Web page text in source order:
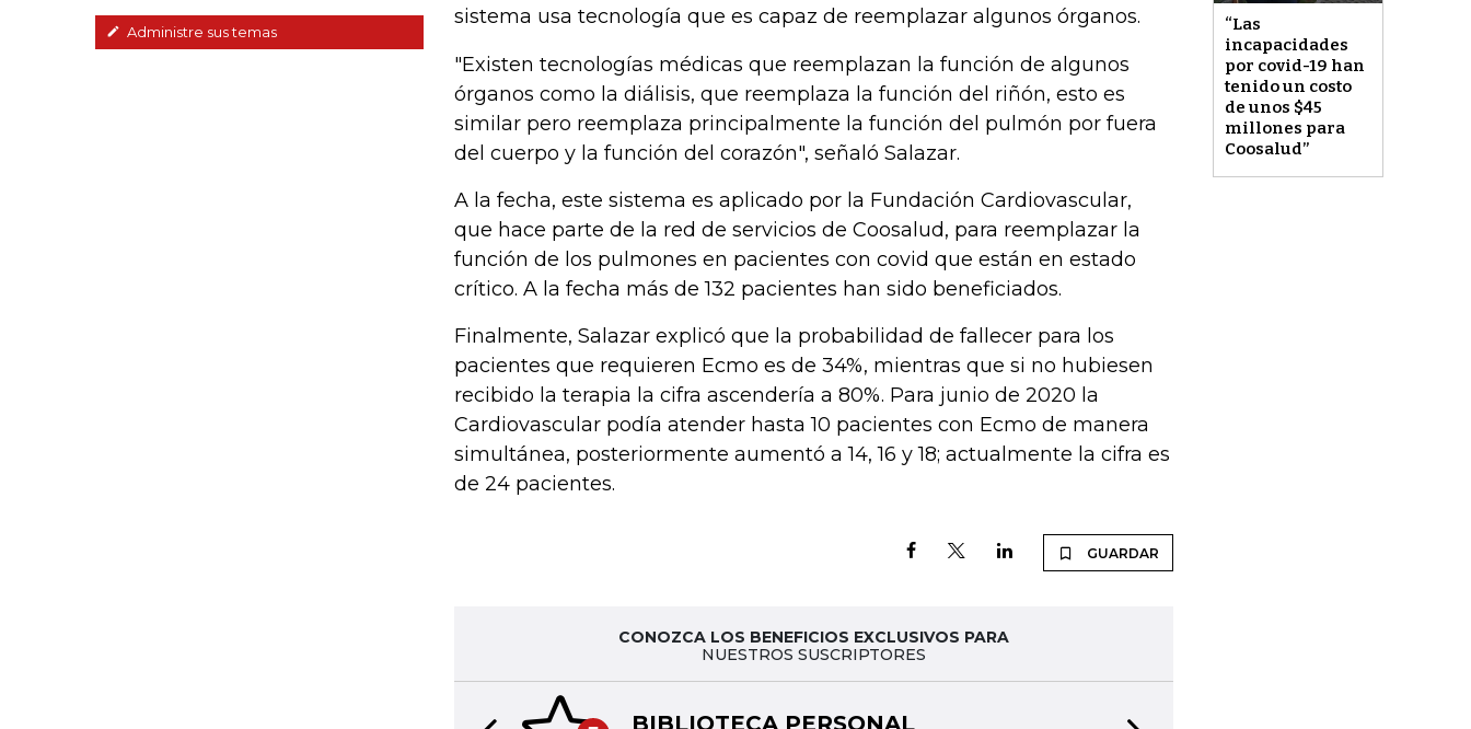
Administre sus temas
“Las
incapacidades
por covid-19 han
tenido un costo
de unos $45
millones para
Coosalud”
sistema usa tecnología que es capaz de reemplazar algunos órganos.
"Existen tecnologías médicas que reemplazan la función de algunos
órganos como la diálisis, que reemplaza la función del riñón, esto es
similar pero reemplaza principalmente la función del pulmón por fuera
del cuerpo y la función del corazón", señaló Salazar.
A la fecha, este sistema es aplicado por la Fundación Cardiovascular,
que hace parte de la red de servicios de Coosalud, para reemplazar la
función de los pulmones en pacientes con covid que están en estado
crítico. A la fecha más de 132 pacientes han sido beneficiados.
Finalmente, Salazar explicó que la probabilidad de fallecer para los
pacientes que requieren Ecmo es de 34%, mientras que si no hubiesen
recibido la terapia la cifra ascendería a 80%. Para junio de 2020 la
Cardiovascular podía atender hasta 10 pacientes con Ecmo de manera
simultánea, posteriormente aumentó a 14, 16 y 18; actualmente la cifra es
de 24 pacientes.
GUARDAR
CONOZCA LOS BENEFICIOS EXCLUSIVOS PARA
NUESTROS SUSCRIPTORES
BIBLIOTECA PERSONAL